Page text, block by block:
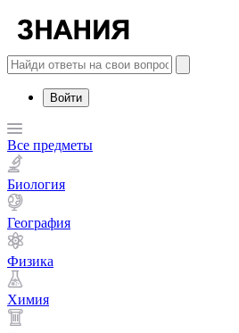
Войти
Все предметы
Биология
География
Физика
Химия